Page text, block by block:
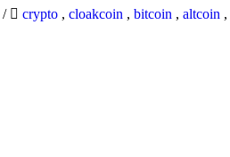
/ crypto , cloakcoin , bitcoin , altcoin ,